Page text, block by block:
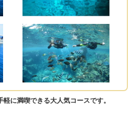
に満喫できる大人気コースです。